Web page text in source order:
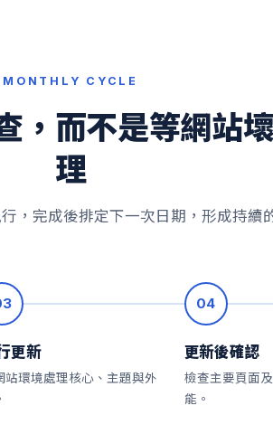
MONTHLY CYCLE
，而不是等網站
理
，完成後排定下一次日期，形成持續
更新
站環境處理核心、主題與外
04
更新後確認
檢查主要頁面
能。